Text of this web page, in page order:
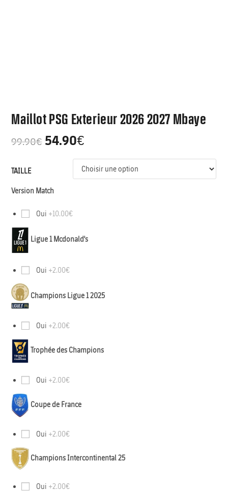
Maillot PSG Exterieur 2026 2027 Mbaye
99.90€ 54.90€
TAILLE
Version Match
Oui +10.00€
Ligue 1 Mcdonald's
Oui +2.00€
Champions Ligue 1 2025
Oui +2.00€
Trophée des Champions
Oui +2.00€
Coupe de France
Oui +2.00€
Champions Intercontinental 25
Oui +2.00€